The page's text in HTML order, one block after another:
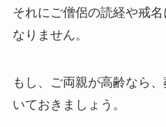
それにご僧侶の読経や戒
なりません。
もし、ご両親が高齢なら
いておきましょう。